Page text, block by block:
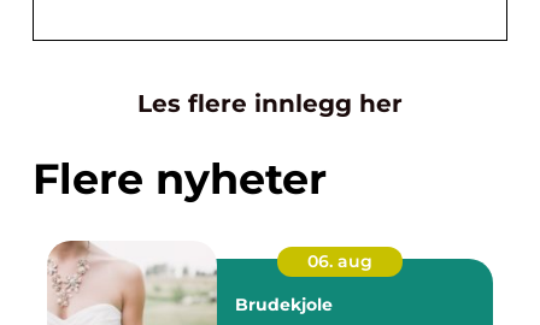
Les flere innlegg her
Flere nyheter
06. aug
Brudekjole